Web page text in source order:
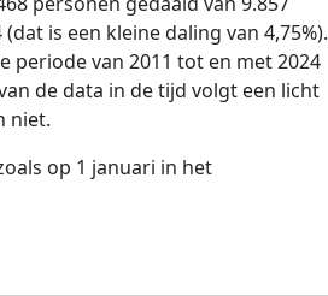
is een kleine daling van 4,75%).
periode van 2011 tot en met 2024
de data in de tijd volgt een licht
niet.
op 1 januari in het